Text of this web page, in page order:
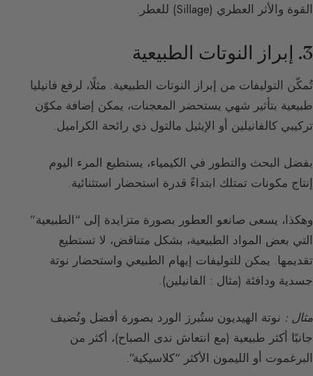
القوة والأثر العطري (Sillage) للعطر.
3. إبراز النوتات الطبيعية
تُمكّن التوليفات من إبراز النوتات الطبيعية. مثلًا، لرفع فانيليا
طبيعية بتأثير شهي يستحضر المعجنات، يمكن إضافة مكوّن
تركيبي كالفانيلين أو الإيثيل مالتول ذي رائحة الكراميل.
بفضل البحث والتطور في الكيمياء، يستطيع المرء اليوم
إنتاج مكونات تمتلك ابتداءً قدرة استحضار استثنائية.
وهكذا، يسعى صانعو العطور بصورة متزايدة إلى “الطبيعية”
التي بعض المواد الطبيعية، بشكل متناقض، لا تستطيع
تقديمها. يمكن للتوليفات إيهام الطبيعي واستحضار نوتة
جسدية ودافئة (مثال : الفانيلين).
مثال : نوتة الهيديون ستُبرز الورد بصورة أفضل وتُضيف
جانبًا أكثر طبيعية (مع انتعاش ندى الصباح)، أكثر من
البرغموت أو الليمون الأكثر “كلاسيكية”.